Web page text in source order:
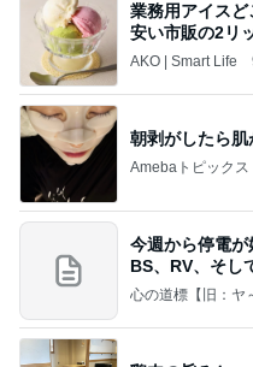
業務用アイス
安い市販の2リ
トレ
AKO | Smart Life
朝剥がしたら
Amebaトピックス
今週から停電
BS、RV、そし
心の道標【旧：ヤ